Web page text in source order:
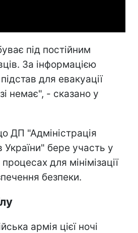
під постійним
За інформацією
для евакуації
немає", - сказано у
ДП "Адміністрація
України" бере участь у
для мінімізації
безпеки.
армія цієї ночі